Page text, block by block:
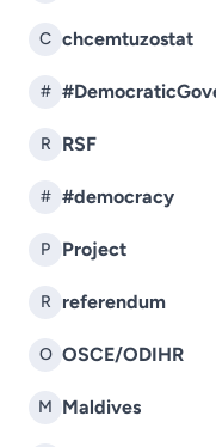
C chcemtuzostat
#
R RSF
# #democracy
P Project
R referendum
O OSCE/ODIHR
M Maldives